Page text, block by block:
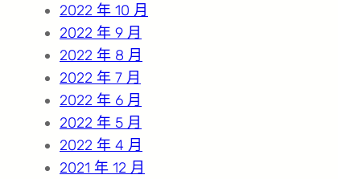
2022 年 10 月
2022 年 9 月
2022 年 8 月
2022 年 7 月
2022 年 6 月
2022 年 5 月
2022 年 4 月
2021 年 12 月